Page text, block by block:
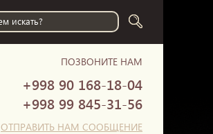
ПОЗВОНИТЕ НАМ
+998 90 168-18-04
+998 99 845-31-56
ОТПРАВИТЬ НАМ СООБЩЕНИЕ